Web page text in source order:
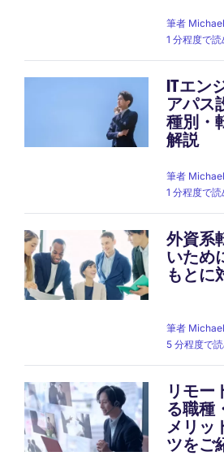
筆者
1 分程度で
ITエン
アパス
種別・
解説
筆者
1 分程度で
外資系
いため
もとに
筆者
5 分程度で
リモー
る職種
メリッ
ツをご